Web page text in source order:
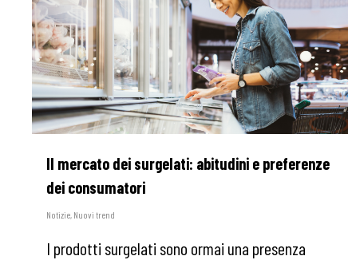
Il mercato dei surgelati: abitudini e preferenze
dei consumatori
Notizie, Nuovi trend
I prodotti surgelati sono ormai una presenza